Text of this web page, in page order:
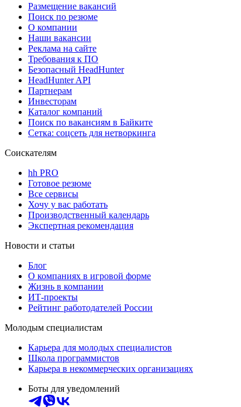
Размещение вакансий
Поиск по резюме
О компании
Наши вакансии
Реклама на сайте
Требования к ПО
Безопасный HeadHunter
HeadHunter API
Партнерам
Инвесторам
Каталог компаний
Поиск по вакансиям в Байките
Сетка: соцсеть для нетворкинга
Соискателям
hh PRO
Готовое резюме
Все сервисы
Хочу у вас работать
Производственный календарь
Экспертная рекомендация
Новости и статьи
Блог
О компаниях в игровой форме
Жизнь в компании
ИТ-проекты
Рейтинг работодателей России
Молодым специалистам
Карьера для молодых специалистов
Школа программистов
Карьера в некоммерческих организациях
Боты для уведомлений